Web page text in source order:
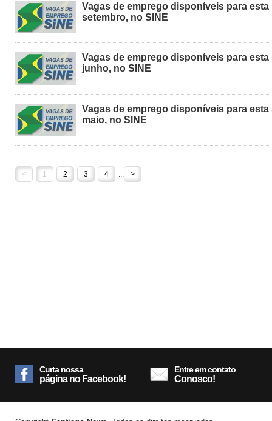
Vagas de emprego disponíveis para esta
setembro, no SINE
Vagas de emprego disponíveis para esta
junho, no SINE
Vagas de emprego disponíveis para esta
maio, no SINE
< 1 2 3 4 ... >
Curta nossa
página no Facebook!
Entre em contato
Conosco!